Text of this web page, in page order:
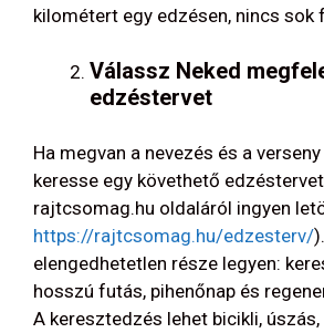
kilométert egy edzésen, nincs sok
Válassz Neked
edzéstervet
Ha megvan a nevezés és a
keresse egy követhető
rajtcsomag.hu oldaláról ingyen
https://rajtcsomag.hu/edzesterv/
elengedhetetlen része legyen:
hosszú futás, pihenőnap és
A keresztedzés lehet bicikli,